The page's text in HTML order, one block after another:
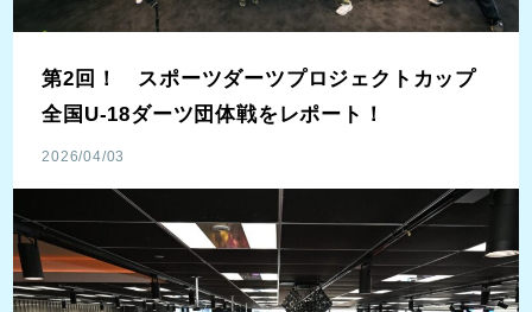
第2回！ スポーツダーツプロジェクトカップ
全国U-18ダーツ団体戦をレポート！
2026/04/03